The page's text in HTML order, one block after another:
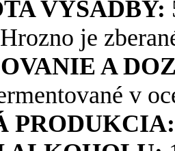
VÝSADBY:
Hrozno je
A
v